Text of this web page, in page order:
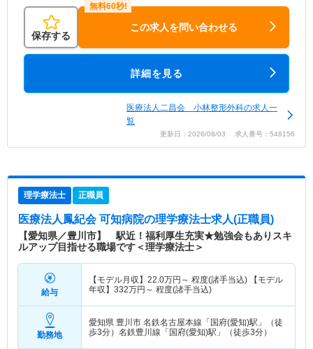
保存する
この求人を問い合わせる
詳細を見る
医療法人二昌会 小林整形外科の求人一
覧
更新日：2026/08/03 求人番号：548156
理学療法士 正職員
医療法人鳳紀会 可知病院の理学療法士求人(正職員)
【愛知県／豊川市】 駅近！福利厚生充実★勉強会もありスキ
ルアップ目指せる職場です＜理学療法士＞
給与
【モデル月収】 22.0万円～ 程度(諸手当込) 【モデル
年収】 332万円～ 程度(諸手当込)
勤務地
愛知県 豊川市 名鉄名古屋本線「国府(愛知)駅」（徒
歩3分）名鉄豊川線「国府(愛知)駅」（徒歩3分）